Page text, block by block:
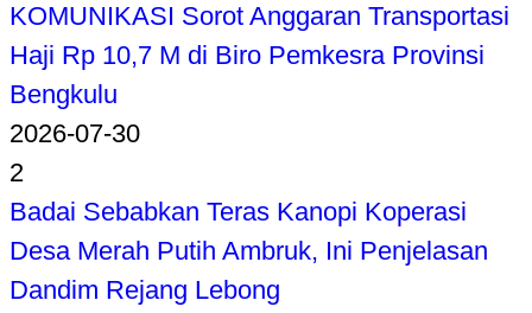
KOMUNIKASI Sorot Anggaran Transportasi
Haji Rp 10,7 M di Biro Pemkesra Provinsi
Bengkulu
2026-07-30
2
Badai Sebabkan Teras Kanopi Koperasi
Desa Merah Putih Ambruk, Ini Penjelasan
Dandim Rejang Lebong